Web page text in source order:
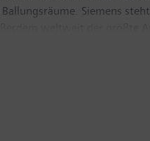
Siemens
erzielte Siemens im